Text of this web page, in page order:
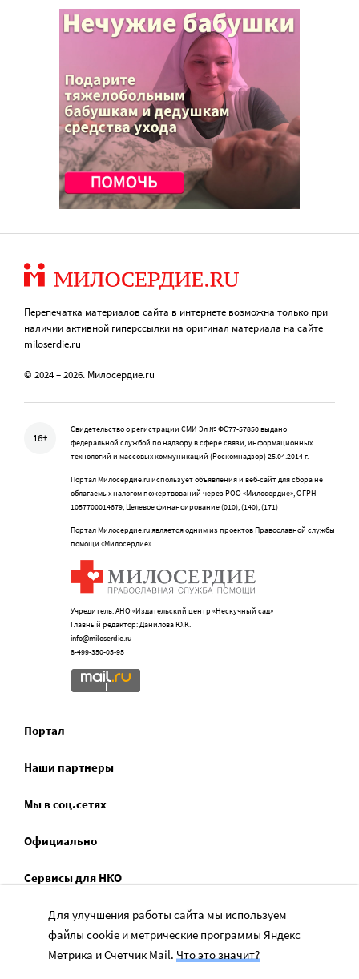
Перепечатка материалов сайта в интернете возможна только при
наличии активной гиперссылки на оригинал материала на сайте
miloserdie.ru
© 2024 – 2026. Милосердие.ru
16+
Свидетельство о регистрации СМИ Эл № ФС77-57850 выдано
федеральной службой по надзору в сфере связи, информационных
технологий и массовых коммуникаций (Роскомнадзор) 25.04.2014 г.
Портал Милосердие.ru использует объявления и веб-сайт для сбора не
облагаемых налогом пожертвований через РОО «Милосердие», ОГРН
1057700014679, Целевое финансирование (010), (140), (171)
Портал Милосердие.ru является одним из проектов Православной службы
помощи «Милосердие»
Учредитель: АНО «Издательский центр «Нескучный сад»
Главный редактор: Данилова Ю.К.
info@miloserdie.ru
8-499-350-05-95
Портал
Наши партнеры
Мы в соц.сетях
Официально
Сервисы для НКО
Спецпроекты
Социальное служение
Для улучшения работы сайта мы используем
файлы cookie и метрические программы Яндекс
Метрика и Счетчик Mail. Что это значит?